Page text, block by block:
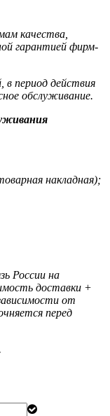
качества,
гарантией фирм-
в период действия
обслуживание.
накладная);
России на
доставки +
от
перед